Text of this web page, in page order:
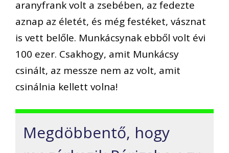
aranyfrank volt a zsebében, az fedezte
aznap az életét, és még festéket, vásznat
is vett belőle. Munkácsynak ebből volt évi
100 ezer. Csakhogy, amit Munkácsy
csinált, az messze nem az volt, amit
csinálnia kellett volna!
Megdöbbentő, hogy